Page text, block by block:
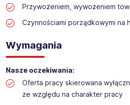
stanowisko:
Lokalizacja: Konin
Przywożeniem, wywożeniem
Czynnościami porządkowymi na
Wymagania
Nasze oczekiwania:
Oferta pracy skierowana
ze względu na charakter pracy